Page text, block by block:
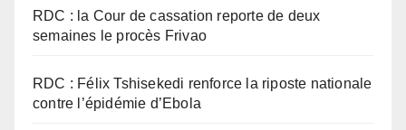
RDC : la Cour de cassation reporte de deux
semaines le procès Frivao
RDC : Félix Tshisekedi renforce la riposte nationale
contre l’épidémie d’Ebola